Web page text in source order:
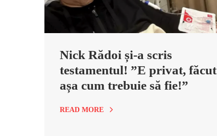
Nick Rădoi și-a scris
testamentul! ”E privat, făcut
așa cum trebuie să fie!”
READ MORE